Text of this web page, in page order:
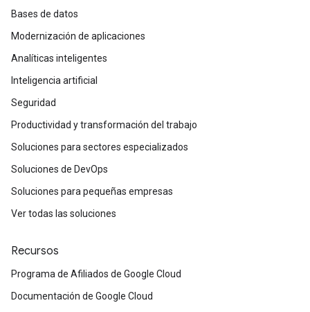
Bases de datos
Modernización de aplicaciones
Analíticas inteligentes
Inteligencia artificial
Seguridad
Productividad y transformación del trabajo
Soluciones para sectores especializados
Soluciones de DevOps
Soluciones para pequeñas empresas
Ver todas las soluciones
Recursos
Programa de Afiliados de Google Cloud
Documentación de Google Cloud